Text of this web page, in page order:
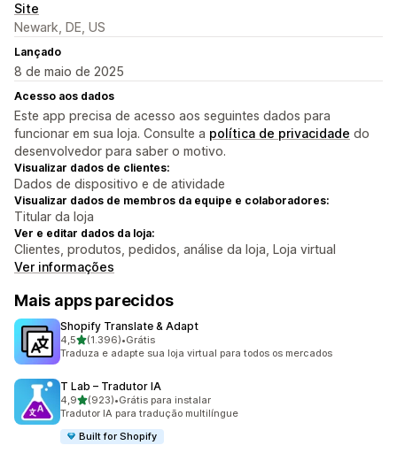
Site
Newark, DE, US
Lançado
8 de maio de 2025
Acesso aos dados
Este app precisa de acesso aos seguintes dados para
funcionar em sua loja. Consulte a política de privacidade do
desenvolvedor para saber o motivo.
Visualizar dados de clientes:
Dados de dispositivo e de atividade
Visualizar dados de membros da equipe e colaboradores:
Titular da loja
Ver e editar dados da loja:
Clientes, produtos, pedidos, análise da loja, Loja virtual
Ver informações
Mais apps parecidos
Shopify Translate & Adapt
4,5de 5 estrelas
(1.396)
1396 avaliações ao todo
•Grátis
Traduza e adapte sua loja virtual para todos os mercados
T Lab – Tradutor IA
4,9de 5 estrelas
(923)
923 avaliações ao todo
•Grátis para instalar
Tradutor IA para tradução multilíngue
Built for Shopify